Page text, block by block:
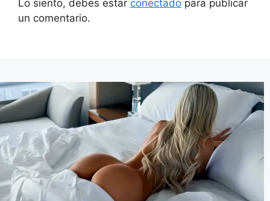
Lo siento, debes estar conectado para publicar
un comentario.